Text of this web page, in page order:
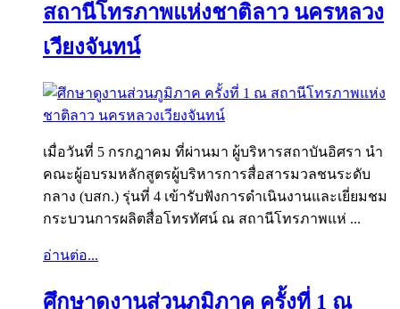
สถานีโทรภาพแห่งชาติลาว นครหลวง
เวียงจันทน์
เมื่อวันที่ 5 กรกฎาคม ที่ผ่านมา ผู้บริหารสถาบันอิศรา นำ
คณะผู้อบรมหลักสูตรผู้บริหารการสื่อสารมวลชนระดับ
กลาง (บสก.) รุ่นที่ 4 เข้ารับฟังการดำเนินงานและเยี่ยมชม
กระบวนการผลิตสื่อโทรทัศน์ ณ สถานีโทรภาพแห่ ...
อ่านต่อ...
ศึกษาดูงานส่วนภูมิภาค ครั้งที่ 1 ณ